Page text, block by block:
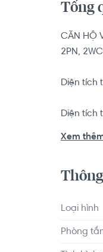
Tổng
CĂN HỘ
2PN,
Diện tích
Diện tích
Hướng
View:
Đầy đủ
Pháp lý:
Xem
Loại hình
Phòng